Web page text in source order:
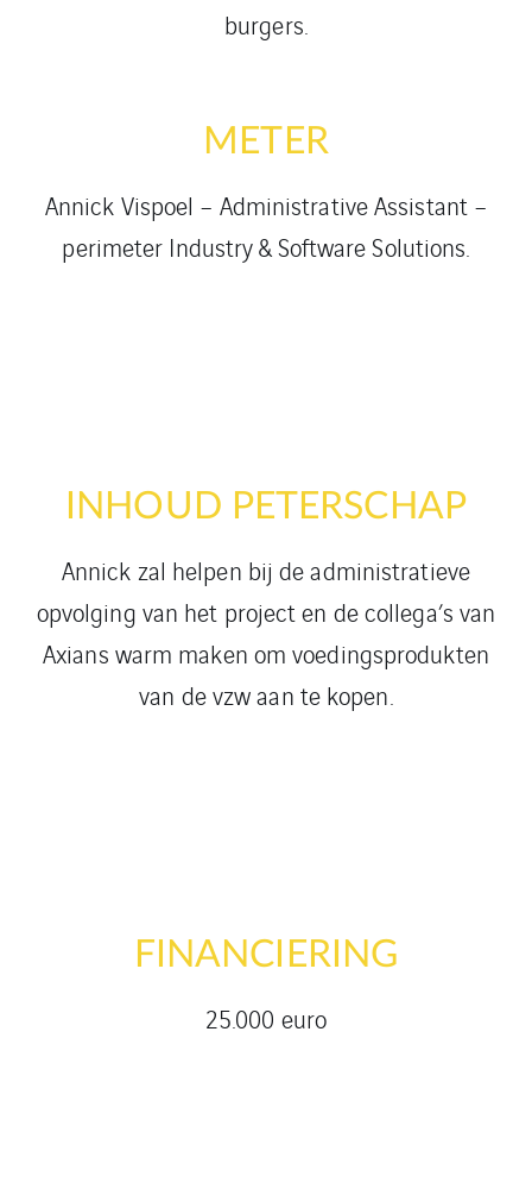
burgers.
METER
Annick Vispoel – Administrative Assistant –
perimeter Industry & Software Solutions.
INHOUD PETERSCHAP
Annick zal helpen bij de administratieve
opvolging van het project en de collega’s van
Axians warm maken om voedingsprodukten
van de vzw aan te kopen.
FINANCIERING
25.000 euro